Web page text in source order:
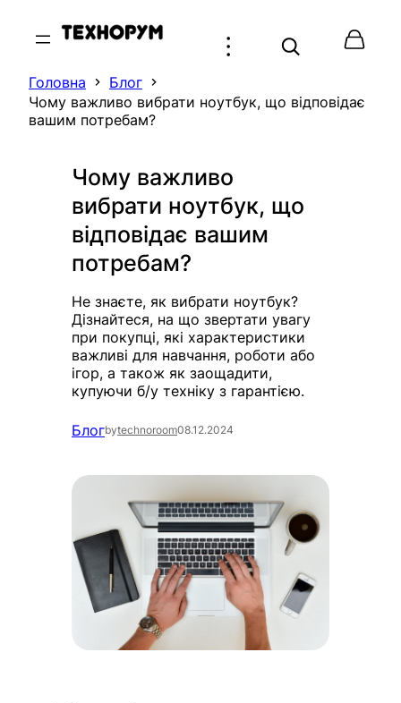
Головна
Блог
Чому важливо вибрати ноутбук, що відповідає
вашим потребам?
Чому важливо
вибрати ноутбук, що
відповідає вашим
потребам?
Не знаєте, як вибрати ноутбук?
Дізнайтеся, на що звертати увагу
при покупці, які характеристики
важливі для навчання, роботи або
ігор, а також як заощадити,
купуючи б/у техніку з гарантією.
Блогbytechnoroom08.12.2024